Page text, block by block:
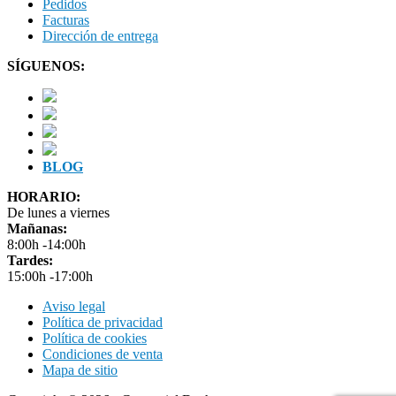
Pedidos
Facturas
Dirección de entrega
SÍGUENOS:
BLOG
HORARIO:
De lunes a viernes
Mañanas:
8:00h -14:00h
Tardes:
15:00h -17:00h
Aviso legal
Política de privacidad
Política de cookies
Condiciones de venta
Mapa de sitio